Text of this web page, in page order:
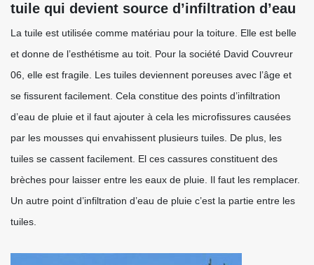
tuile qui devient source d’infiltration d’eau
La tuile est utilisée comme matériau pour la toiture. Elle est belle
et donne de l’esthétisme au toit. Pour la société David Couvreur
06, elle est fragile. Les tuiles deviennent poreuses avec l’âge et
se fissurent facilement. Cela constitue des points d’infiltration
d’eau de pluie et il faut ajouter à cela les microfissures causées
par les mousses qui envahissent plusieurs tuiles. De plus, les
tuiles se cassent facilement. El ces cassures constituent des
brèches pour laisser entre les eaux de pluie. Il faut les remplacer.
Un autre point d’infiltration d’eau de pluie c’est la partie entre les
tuiles.